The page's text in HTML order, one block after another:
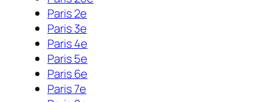
Paris 2e
Paris 3e
Paris 4e
Paris 5e
Paris 6e
Paris 7e